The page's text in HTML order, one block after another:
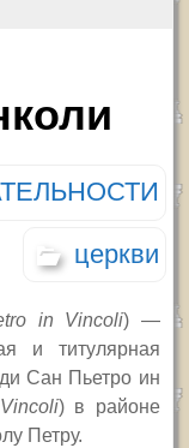
церкви
in Vincoli) —
и титулярная
Сан Пьетро ин
) в районе
Петру.